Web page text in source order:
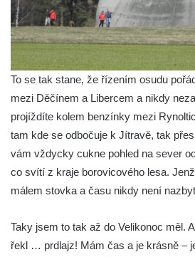
To se tak stane, že řízením osudu
mezi Děčínem a Libercem a nikdy
projíždíte kolem benzínky mezi
tam kde se odbočuje k Jítravě, tak
vám vždycky cukne pohled na sever
co svítí z kraje borovicového lesa.
málem stovka a času nikdy není
Taky jsem to tak až do Velikonoc měl.
řekl … prdlajz! Mám čas a je krásně –